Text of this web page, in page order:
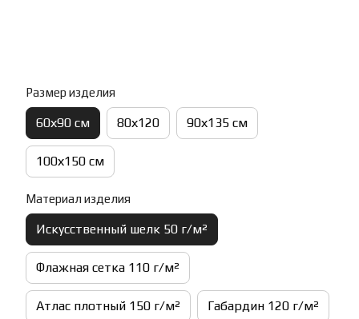
Размер изделия
60х90 см 80х120 90х135 см
100х150 см
Материал изделия
Искусственный шелк 50 г/м²
Флажная сетка 110 г/м²
Атлас плотный 150 г/м² Габардин 120 г/м²